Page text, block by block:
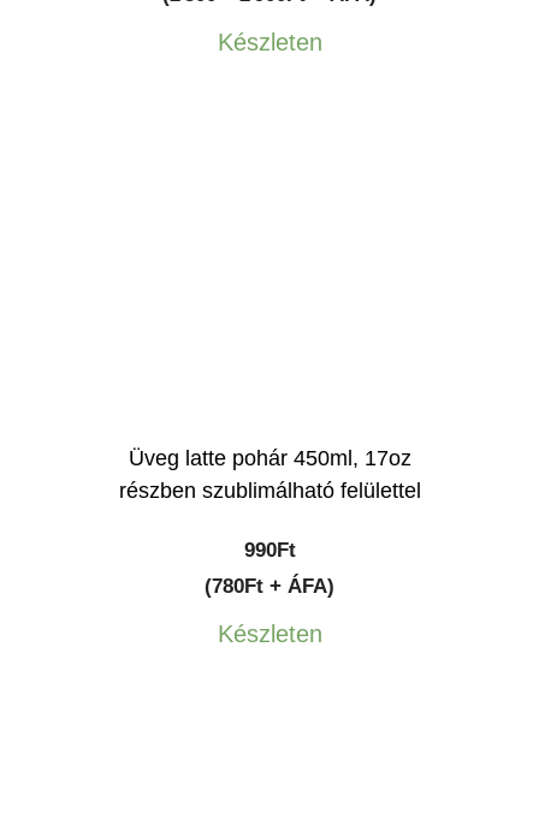
Készleten
Üveg latte pohár 450ml, 17oz
részben szublimálható felülettel
990Ft
(780Ft + ÁFA)
Készleten